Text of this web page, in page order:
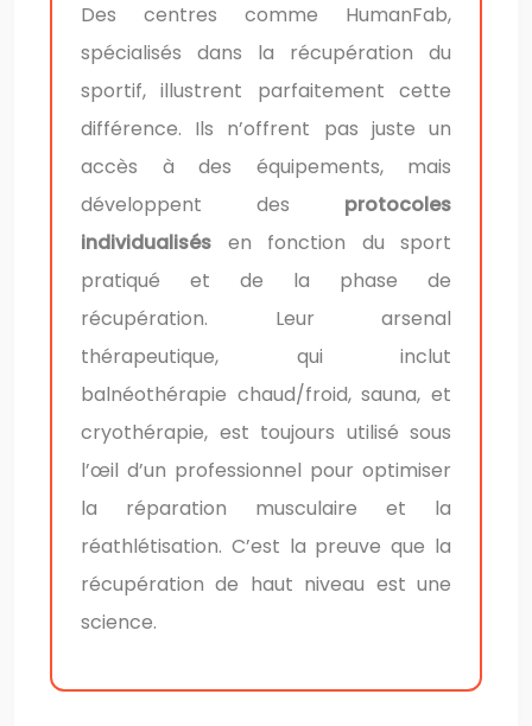
Des centres comme HumanFab,
spécialisés dans la récupération du
sportif, illustrent parfaitement cette
différence. Ils n’offrent pas juste un
accès à des équipements, mais
développent des protocoles
individualisés en fonction du sport
pratiqué et de la phase de
récupération. Leur arsenal
thérapeutique, qui inclut
balnéothérapie chaud/froid, sauna, et
cryothérapie, est toujours utilisé sous
l’œil d’un professionnel pour optimiser
la réparation musculaire et la
réathlétisation. C’est la preuve que la
récupération de haut niveau est une
science.